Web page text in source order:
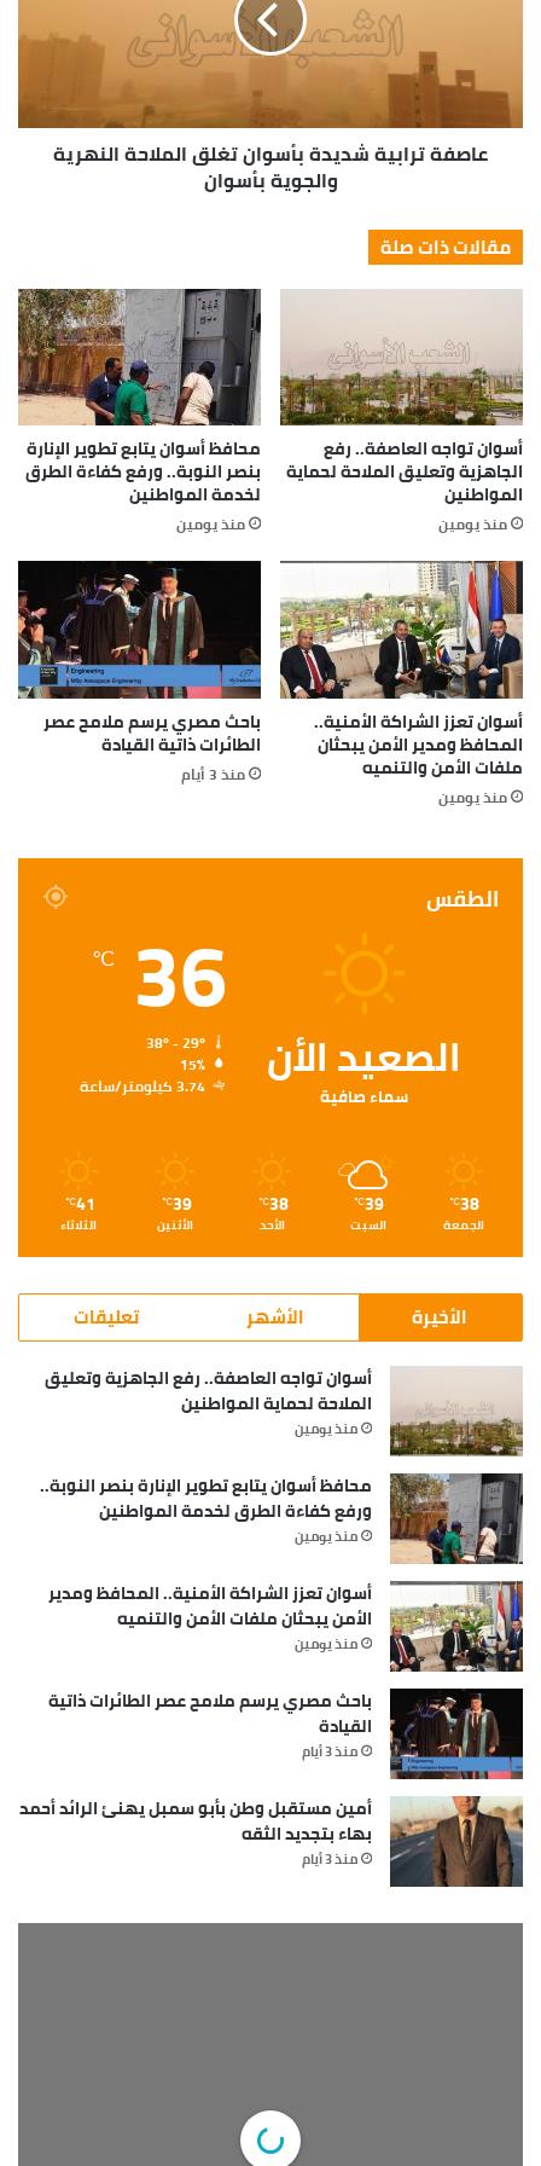
عاصفة ترابية شديدة بأسوان تغلق الملاحة النهرية
والجوية بأسوان
مقالات ذات صلة
أسوان تواجه العاصفة.. رفع
الجاهزية وتعليق الملاحة لحماية
المواطنين
منذ يومين
محافظ أسوان يتابع تطوير الإنارة
بنصر النوبة.. ورفع كفاءة الطرق
لخدمة المواطنين
منذ يومين
أسوان تعزز الشراكة الأمنية..
المحافظ ومدير الأمن يبحثان
ملفات الأمن والتنميه
منذ يومين
باحث مصري يرسم ملامح عصر
الطائرات ذاتية القيادة
منذ 3 أيام
الطقس
الصعيد الأن
سماء صافية
36
℃
15%
3.74 كيلومتر/ساعة
38
℃
الجمعة
39
℃
السبت
38
℃
الأحد
39
℃
الأثنين
41
℃
الثلاثاء
الأخيرة الأشهر تعليقات
أسوان تواجه العاصفة.. رفع الجاهزية وتعليق
الملاحة لحماية المواطنين
منذ يومين
محافظ أسوان يتابع تطوير الإنارة بنصر النوبة..
ورفع كفاءة الطرق لخدمة المواطنين
منذ يومين
أسوان تعزز الشراكة الأمنية.. المحافظ ومدير
الأمن يبحثان ملفات الأمن والتنميه
منذ يومين
باحث مصري يرسم ملامح عصر الطائرات ذاتية
القيادة
منذ 3 أيام
أمين مستقبل وطن بأبو سمبل يهنئ الرائد أحمد
بهاء بتجديد الثقه
منذ 3 أيام